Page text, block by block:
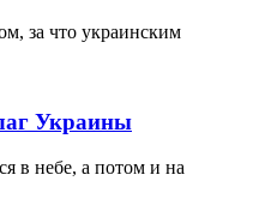
за что украинским
Украины
в небе, а потом и на